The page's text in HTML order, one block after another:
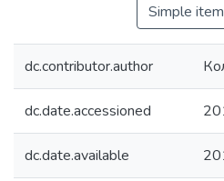
Simple
dc.contributor.author
dc.date.accessioned
dc.date.available